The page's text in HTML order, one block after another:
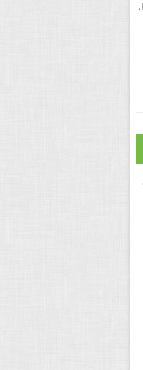
درک نوردهی – همراه با توضیح ISO،